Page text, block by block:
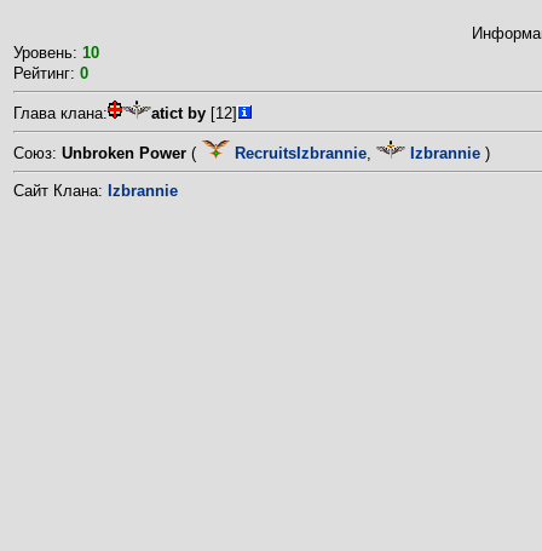
Уровень: 10
Рейтинг: 0
Глава клана: atict by [12]
Союз: Unbroken Power ( RecruitsIzbrannie, Izbrannie )
Сайт Клана: Izbrannie